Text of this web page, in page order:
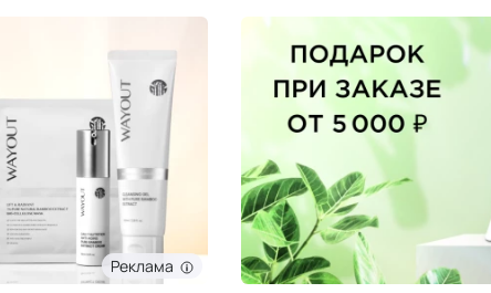
Реклама